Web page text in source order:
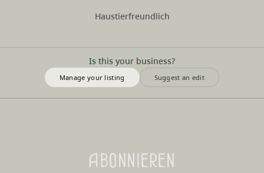
Haustierfreundlich
Is this your business?
Manage your listing Suggest an edit
Abonnieren